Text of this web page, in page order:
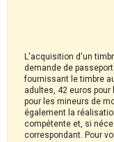
L'acquisition d'un
demande de
fournissant le timbre
adultes, 42 euros
pour les mineurs de
également la
compétente et, si
correspondant. Pour